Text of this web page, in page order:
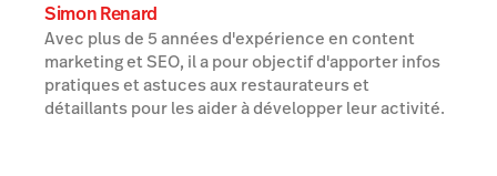
Simon Renard
Avec plus de 5 années d'expérience en content
marketing et SEO, il a pour objectif d'apporter infos
pratiques et astuces aux restaurateurs et
détaillants pour les aider à développer leur activité.